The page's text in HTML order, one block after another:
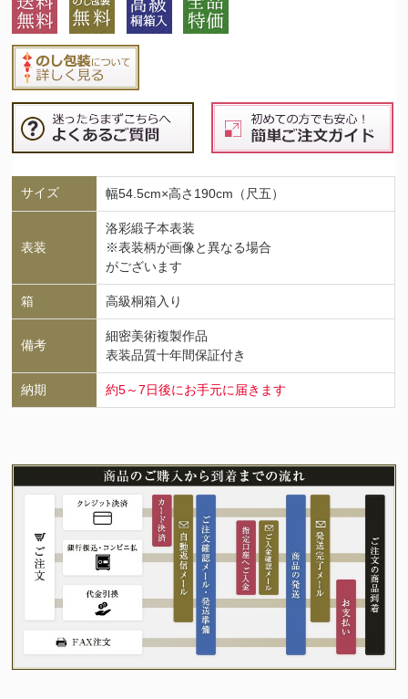
サイズ 幅54.5cm×高さ190cm（尺五）
表装
洛彩緞子本表装
※表装柄が画像と異なる場合
がございます
箱 高級桐箱入り
備考
細密美術複製作品
表装品質十年間保証付き
納期 約5～7日後にお手元に届きます